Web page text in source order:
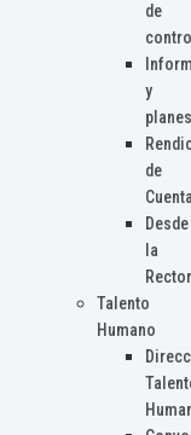
de
control
y
planes
de
Desde
la
Talento
Humano